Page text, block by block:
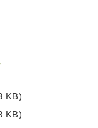
KB)
KB)